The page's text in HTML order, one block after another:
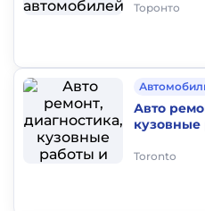
Торонто
Авто
кузовные
Toronto